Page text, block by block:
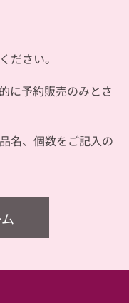
ださい。
に予約販売のみとさ
名、個数をご記入の